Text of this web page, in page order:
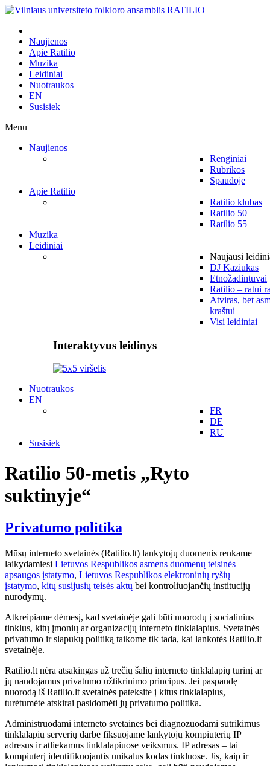
Naujienos
Apie Ratilio
Muzika
Leidiniai
Nuotraukos
EN
Susisiek
Menu
Naujienos
Renginiai
Rubrikos
Spaudoje
Apie Ratilio
Ratilio klubas
Ratilio 50
Ratilio 55
Muzika
Leidiniai
Naujausi
DJ Kaziukas
Etnožadintuvai
Ratilio – ratui
Atviras, bet
kraštui
Visi leidiniai
Interaktyvus leidinys
Nuotraukos
EN
FR
DE
RU
Susisiek
Ratilio 50-metis „Ryto
suktinyje“
Privatumo politika
Mūsų interneto svetainės (Ratilio.lt) lankytojų duomenis renkame
laikydamiesi Lietuvos Respublikos asmens duomenų teisinės
apsaugos įstatymo, Lietuvos Respublikos elektroninių ryšių
įstatymo, kitų susijusių teisės aktų bei kontroliuojančių institucijų
nurodymų.
Atkreipiame dėmesį, kad svetainėje gali būti nuorodų į socialinius
tinklus, kitų įmonių ar organizacijų interneto tinklalapius. Svetainės
privatumo ir slapukų politiką taikome tik tada, kai lankotės Ratilio.lt
svetainėje.
Ratilio.lt nėra atsakingas už trečių šalių interneto tinklalapių turinį ar
jų naudojamus privatumo užtikrinimo principus. Jei paspaudę
nuorodą iš Ratilio.lt svetainės pateksite į kitus tinklalapius,
turėtumėte atskirai pasidomėti jų privatumo politika.
Administruodami interneto svetaines bei diagnozuodami sutrikimus
tinklalapių serverių darbe fiksuojame lankytojų kompiuterių IP
adresus ir atliekamus tinklalapiuose veiksmus. IP adresas – tai
kompiuterį identifikuojantis unikalus kodas tinkluose. Jis, kaip ir